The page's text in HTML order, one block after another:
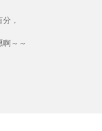
，
～～